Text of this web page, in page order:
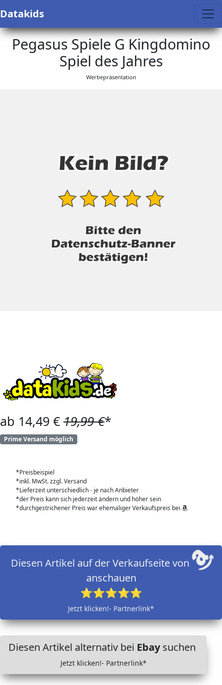
Datakids
Pegasus Spiele G Kingdomino
Spiel des Jahres
Werbepräsentation
ab 14,49 € 19,99 €*
Prime Versand möglich
*Preisbeispiel
*inkl. MwSt. zzgl. Versand
*Lieferzeit unterschiedlich - je nach Anbieter
*der Preis kann sich jederzeit ändern und höher sein
*durchgestrichener Preis war ehemaliger Verkaufspreis bei
Diesen Artikel auf der Verkaufseite von
anschauen
⭐⭐⭐⭐⭐
Jetzt klicken!- Partnerlink*
Diesen Artikel alternativ bei Ebaysuchen
Jetzt klicken!- Partnerlink*